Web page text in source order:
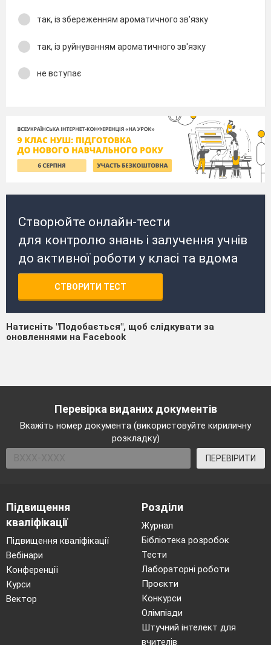
так, із збереженням ароматичного зв'язку
так, із руйнуванням ароматичного зв'язку
не вступає
Створюйте онлайн-тести
для контролю знань і залучення учнів
до активної роботи у класі та вдома
СТВОРИТИ ТЕСТ
Натисніть "Подобається", щоб слідкувати за
оновленнями на Facebook
Перевірка виданих документів
Вкажіть номер документа (використовуйте кириличну
розкладку)
ПЕРЕВІРИТИ
Підвищення
кваліфікації
Підвищення кваліфікації
Вебінари
Конференції
Курси
Вектор
Розділи
Журнал
Бібліотека розробок
Тести
Лабораторні роботи
Проєкти
Конкурси
Олімпіади
Штучний інтелект для
вчителів